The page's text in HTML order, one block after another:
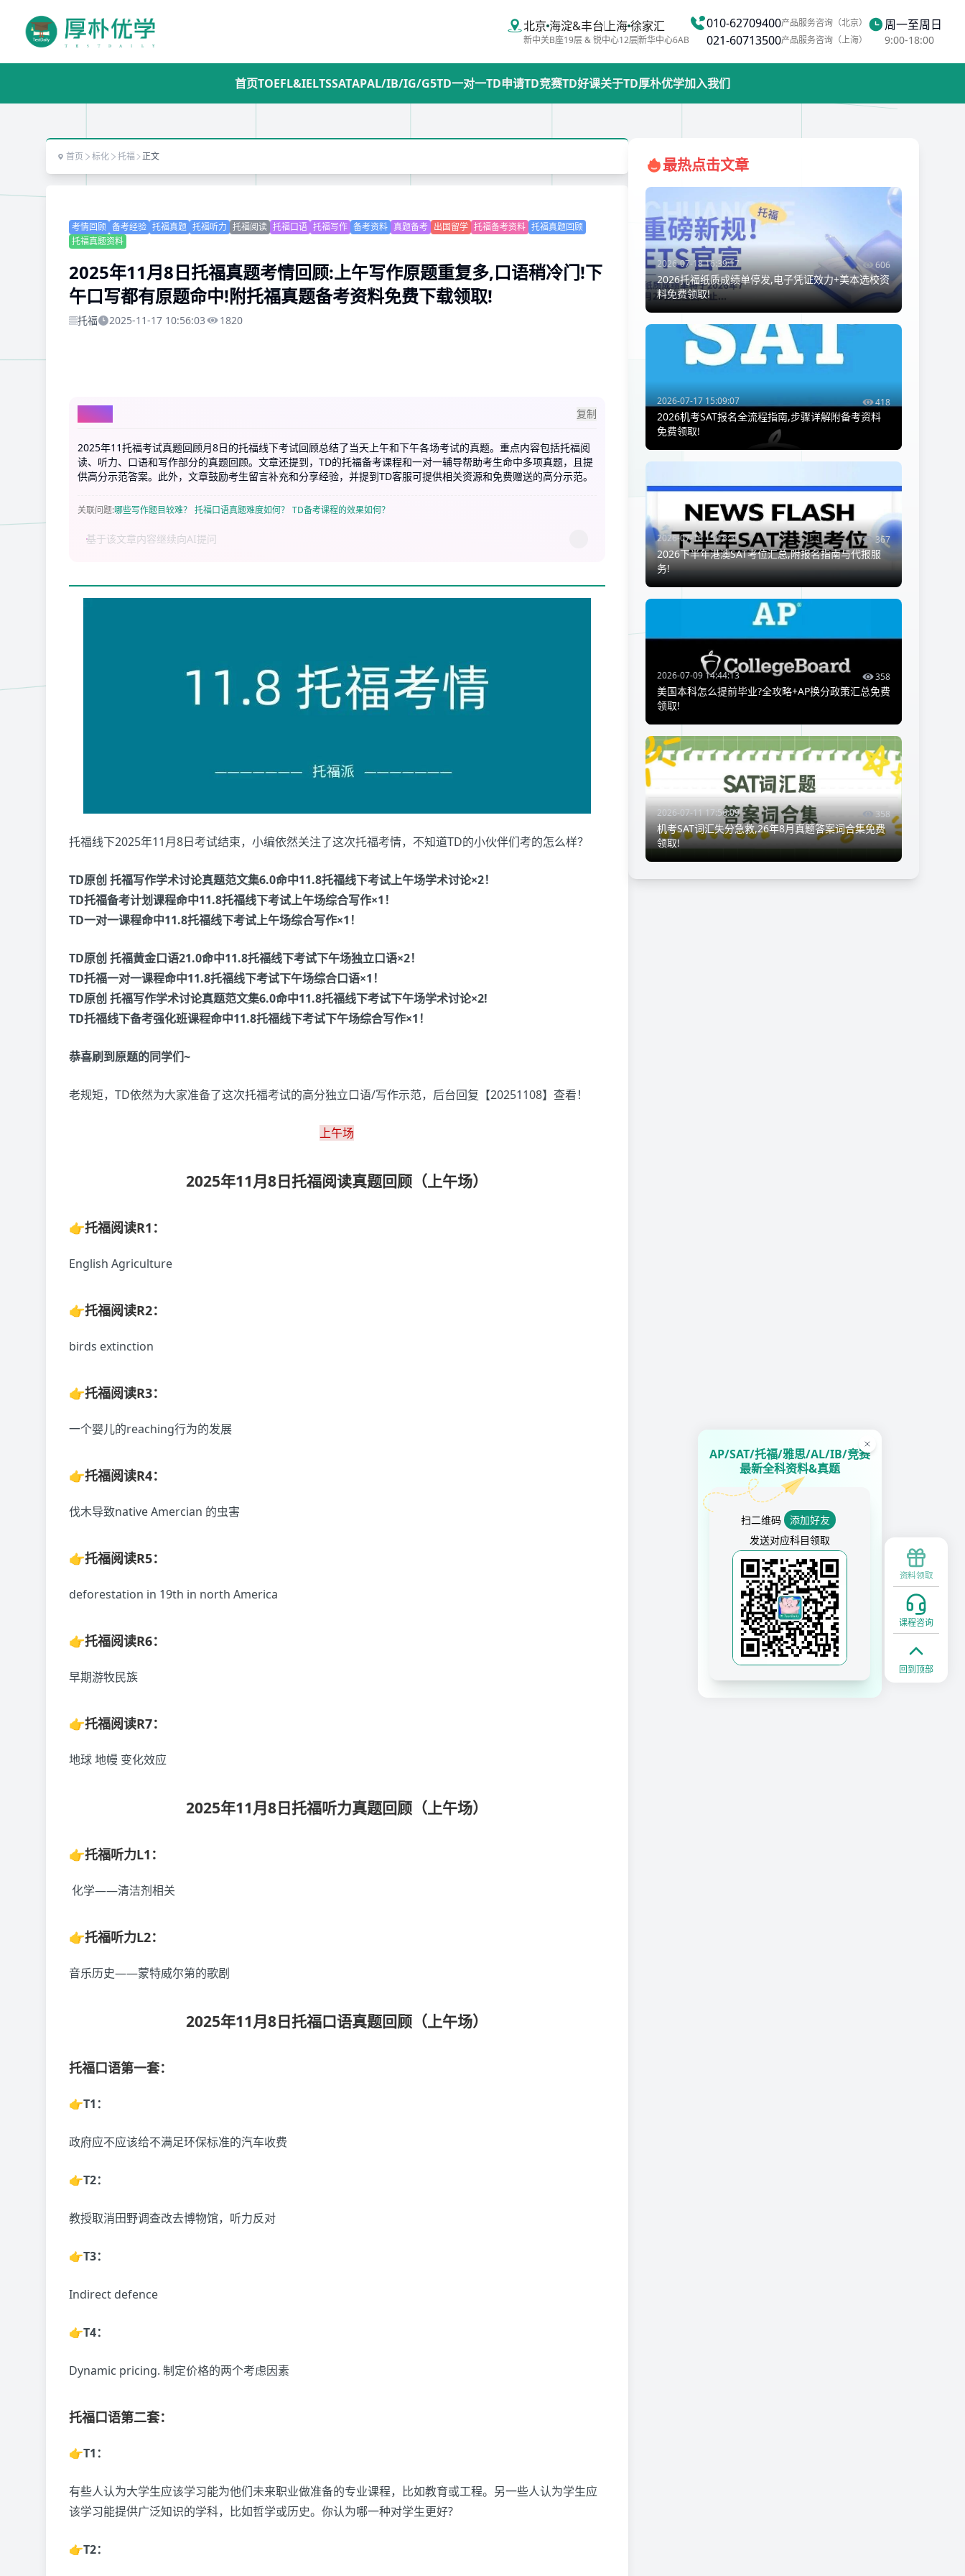
北京 海淀&丰台上海徐家汇
新中关B座19层 & 锐中心12层新华中心6AB
010-62709400产品服务咨询（北京）
021-60713500产品服务咨询（上海）
周一至周日
9:00-18:00
首页TOEFL&IELTSSATAPAL/IB/IG/G5TD一对一TD申请TD竞赛TD好课关于TD厚朴优学加入我们
首页 标化 托福 正文
考情回顾 备考经验 托福真题 托福听力 托福阅读 托福口语 托福写作 备考资料 真题备考 出国留学 托福备考资料 托福真题回顾
托福真题资料
2025年11月8日托福真题考情回顾:上午写作原题重复多,口语稍冷门!下
午口写都有原题命中!附托福真题备考资料免费下载领取!
托福 2025-11-17 10:56:03 1820
AI总结 复制
2025年11托福考试真题回顾月8日的托福线下考试回顾总结了当天上午和下午各场考试的真题。重点内容包括托福阅
读、听力、口语和写作部分的真题回顾。文章还提到，TD的托福备考课程和一对一辅导帮助考生命中多项真题，且提
供高分示范答案。此外，文章鼓励考生留言补充和分享经验，并提到TD客服可提供相关资源和免费赠送的高分示范。
关联问题:哪些写作题目较难？ 托福口语真题难度如何？ TD备考课程的效果如何？
托福线下2025年11月8日考试结束，小编依然关注了这次托福考情，不知道TD的小伙伴们考的怎么样？
TD原创 托福写作学术讨论真题范文集6.0命中11.8托福线下考试上午场学术讨论×2！
TD托福备考计划课程命中11.8托福线下考试上午场综合写作×1！
TD一对一课程命中11.8托福线下考试上午场综合写作×1！
TD原创 托福黄金口语21.0命中11.8托福线下考试下午场独立口语×2！
TD托福一对一课程命中11.8托福线下考试下午场综合口语×1！
TD原创 托福写作学术讨论真题范文集6.0命中11.8托福线下考试下午场学术讨论×2!
TD托福线下备考强化班课程命中11.8托福线下考试下午场综合写作×1！
恭喜刷到原题的同学们~
老规矩，TD依然为大家准备了这次托福考试的高分独立口语/写作示范，后台回复【20251108】查看！
上午场
2025年11月8日托福阅读真题回顾（上午场）
👉托福阅读R1：
English Agriculture
👉托福阅读R2：
birds extinction
👉托福阅读R3：
一个婴儿的reaching行为的发展
👉托福阅读R4：
伐木导致native Amercian 的虫害
👉托福阅读R5：
deforestation in 19th in north America
👉托福阅读R6：
早期游牧民族
👉托福阅读R7：
地球 地幔 变化效应
2025年11月8日托福听力真题回顾（上午场）
👉托福听力L1：
化学——清洁剂相关
👉托福听力L2：
音乐历史——蒙特威尔第的歌剧
2025年11月8日托福口语真题回顾（上午场）
托福口语第一套：
👉T1：
政府应不应该给不满足环保标准的汽车收费
👉T2：
教授取消田野调查改去博物馆，听力反对
👉T3：
Indirect defence
👉T4：
Dynamic pricing. 制定价格的两个考虑因素
托福口语第二套：
👉T1：
有些人认为大学生应该学习能为他们未来职业做准备的专业课程，比如教育或工程。另一些人认为学生应
该学习能提供广泛知识的学科，比如哲学或历史。你认为哪一种对学生更好?
👉T2：
最热点击文章
2026-07-18 16:39:17 606
2026托福纸质成绩单停发,电子凭证效力+美本选校资
料免费领取!
2026-07-17 15:09:07 418
2026机考SAT报名全流程指南,步骤详解附备考资料
免费领取!
2026-07-16 15:18:31 367
2026下半年港澳SAT考位汇总,附报名指南与代报服
务!
2026-07-09 14:44:13 358
美国本科怎么提前毕业?全攻略+AP换分政策汇总免费
领取!
2026-07-11 17:56:09 358
机考SAT词汇失分急救,26年8月真题答案词合集免费
领取!
资料领取
课程咨询
回到顶部
AP/SAT/托福/雅思/AL/IB/竞赛
最新全科资料&真题
扫二维码
添加好友
发送对应科目领取